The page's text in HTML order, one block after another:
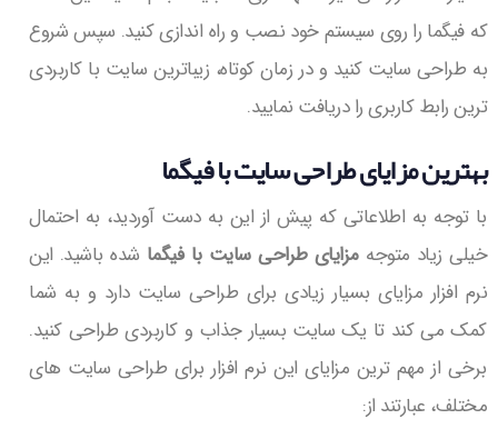
که فیگما را روی سیستم خود نصب و راه اندازی کنید. سپس شروع
به طراحی سایت کنید و در زمان کوتاه، زیباترین سایت با کاربردی
ترین رابط کاربری را دریافت نمایید.
بهترین مزایای طراحی سایت با فیگما
با توجه به اطلاعاتی که پیش از این به دست آوردید، به احتمال
خیلی زیاد متوجهمزایای طراحی سایت با فیگما شده باشید. این
نرم افزار مزایای بسیار زیادی برای طراحی سایت دارد و به شما
کمک می کند تا یک سایت بسیار جذاب و کاربردی طراحی کنید.
برخی از مهم ترین مزایای این نرم افزار برای طراحی سایت های
مختلف، عبارتند از: